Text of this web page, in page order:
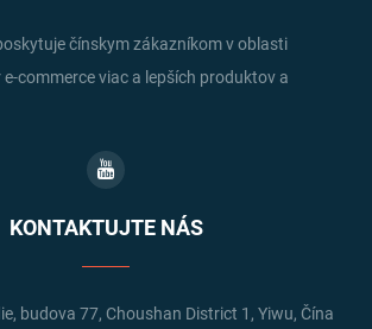
čínskym zákazníkom v oblasti
commerce viac a lepších produktov a
KONTAKTUJTE NÁS
budova 77, Choushan District 1, Yiwu, Čína